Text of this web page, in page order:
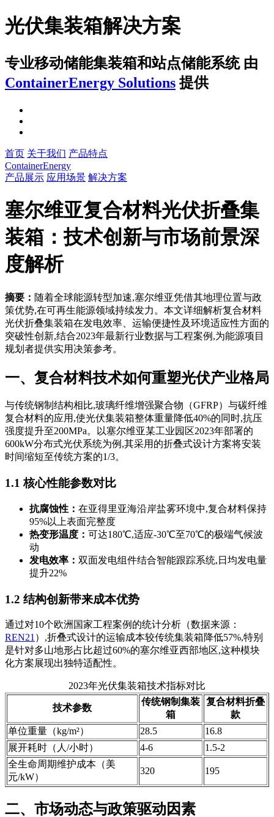
光伏集装箱解决方案
专业移动储能集装箱和站点储能系统 由
ContainerEnergy Solutions 提供
首页 关于我们 产品特点
ContainerEnergy
产品展示 应用场景 解决方案
塞尔维亚复合材料光伏折叠集
装箱：技术创新与市场前景深
度解析
摘要： 随着全球能源转型加速,塞尔维亚凭借其地理位置与政
策优势,在可再生能源领域持续发力。本文详细解析复合材料
光伏折叠集装箱在发电效率、运输便捷性及环境适应性方面的
突破性创新,结合2023年最新行业数据与工程案例,为能源项目
规划者提供实用决策参考。
一、复合材料技术如何重塑光伏产业格局
与传统钢制结构相比,玻璃纤维增强聚合物（GFRP）与碳纤维
复合材料的应用,使光伏集装箱整体重量降低40%的同时,抗压
强度提升至200MPa。以塞尔维亚某工业园区2023年部署的
600kW分布式光伏系统为例,其采用的折叠式设计方案将安装
时间缩短至传统方案的1/3。
1.1 核心性能参数对比
抗腐蚀性： 在亚得里亚海沿岸盐雾环境中,复合材料保持
95%以上表面完整度
热变形温度： 可达180℃,适应-30℃至70℃的极端气候波
动
发电效率： 双面发电组件结合智能跟踪系统,日均发电量
提升22%
1.2 结构创新带来成本优势
通过对10个欧洲国家工程案例的统计分析（数据来源：
REN21 ）,折叠式设计的运输成本较传统集装箱降低57%,特别
是针对多山地形占比超过60%的塞尔维亚西部地区,这种模块
化方案展现出独特适配性。
2023年光伏集装箱技术指标对比
技术参数
传统钢制集装
箱
复合材料折叠
款
单位重量（kg/m²）
28.5
16.8
展开耗时（人/小时）
4-6
1.5-2
全生命周期维护成本（美
元/kW）
320 195
二、市场动态与政策驱动因素